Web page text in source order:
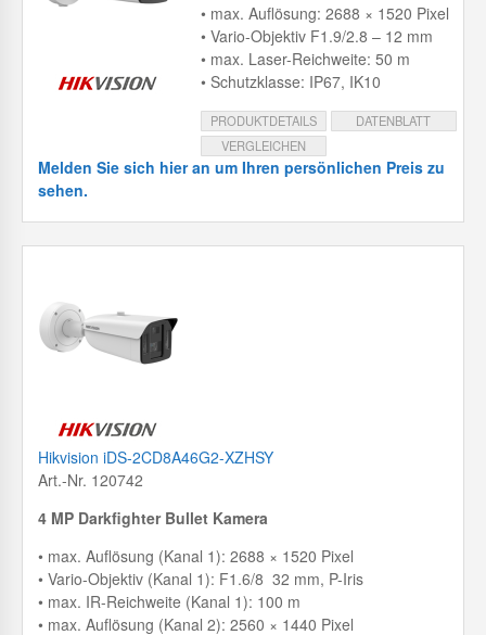
• max. Auflösung: 2688 × 1520 Pixel
• Vario-Objektiv F1.9/2.8 – 12 mm
• max. Laser-Reichweite: 50 m
• Schutzklasse: IP67, IK10
PRODUKTDETAILS
DATENBLATT
VERGLEICHEN
Melden Sie sich hier an um Ihren persönlichen Preis zu
sehen.
Hikvision iDS-2CD8A46G2-XZHSY
Art.-Nr. 120742
4 MP Darkfighter Bullet Kamera
• max. Auflösung (Kanal 1): 2688 × 1520 Pixel
• Vario-Objektiv (Kanal 1): F1.6/8 32 mm, P-Iris
• max. IR-Reichweite (Kanal 1): 100 m
• max. Auflösung (Kanal 2): 2560 × 1440 Pixel